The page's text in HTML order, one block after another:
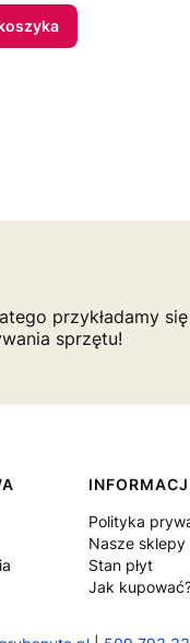
przykładamy
sprzętu!
Polityka
Nasze sklepy
Stan płyt
Jak